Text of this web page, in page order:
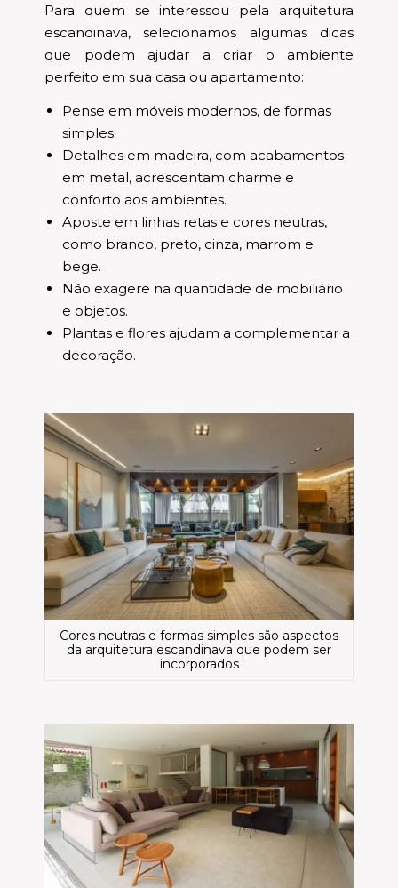
Para quem se interessou pela arquitetura
escandinava, selecionamos algumas dicas
que podem ajudar a criar o ambiente
perfeito em sua casa ou apartamento:
Pense em móveis modernos, de formas
simples.
Detalhes em madeira, com acabamentos
em metal, acrescentam charme e
conforto aos ambientes.
Aposte em linhas retas e cores neutras,
como branco, preto, cinza, marrom e
bege.
Não exagere na quantidade de mobiliário
e objetos.
Plantas e flores ajudam a complementar a
decoração.
Cores neutras e formas simples são aspectos
da arquitetura escandinava que podem ser
incorporados